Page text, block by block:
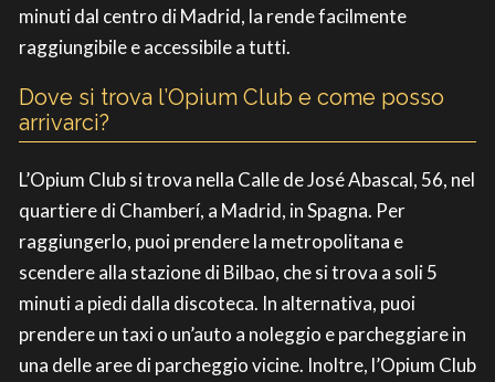
minuti dal centro di Madrid, la rende facilmente
raggiungibile e accessibile a tutti.
Dove si trova l’Opium Club e come posso
arrivarci?
L’Opium Club si trova nella Calle de José Abascal, 56, nel
quartiere di Chamberí, a Madrid, in Spagna. Per
raggiungerlo, puoi prendere la metropolitana e
scendere alla stazione di Bilbao, che si trova a soli 5
minuti a piedi dalla discoteca. In alternativa, puoi
prendere un taxi o un’auto a noleggio e parcheggiare in
una delle aree di parcheggio vicine. Inoltre, l’Opium Club